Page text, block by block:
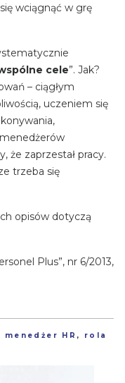
wciągnąć w grę
cele”. Jak?
– ciągłym
uczeniem się
że zaprzestał pracy.
trzeba się
opisów dotyczą
Plus”, nr 6/2013,
menedżer HR , rola